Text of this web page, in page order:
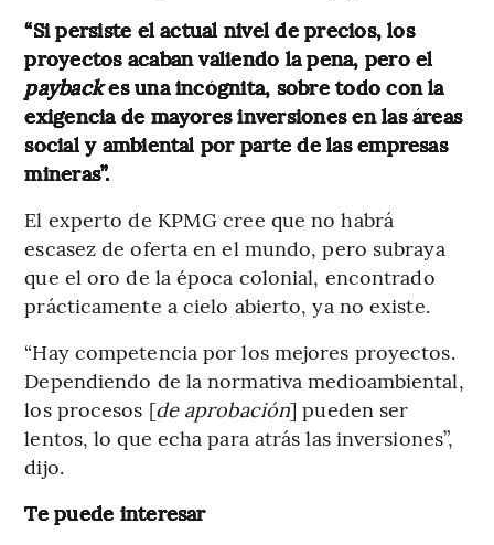
“Si persiste el actual nivel de precios, los
proyectos acaban valiendo la pena, pero el
paybackes una incógnita, sobre todo con la
exigencia de mayores inversiones en las áreas
social y ambiental por parte de las empresas
mineras”.
El experto de KPMG cree que no habrá
escasez de oferta en el mundo, pero subraya
que el oro de la época colonial, encontrado
prácticamente a cielo abierto, ya no existe.
“Hay competencia por los mejores proyectos.
Dependiendo de la normativa medioambiental,
los procesos [de aprobación] pueden ser
lentos, lo que echa para atrás las inversiones”,
dijo.
Te puede interesar